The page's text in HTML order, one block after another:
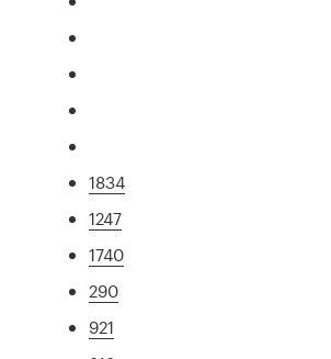
1834
1247
1740
290
921